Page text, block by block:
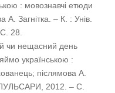
: мовознавчі етюди
А. Загнітка. – К. : Унів.
28.
чи нещасний день
українською :
післямова А.
ПУЛЬСАРИ, 2012. – С.